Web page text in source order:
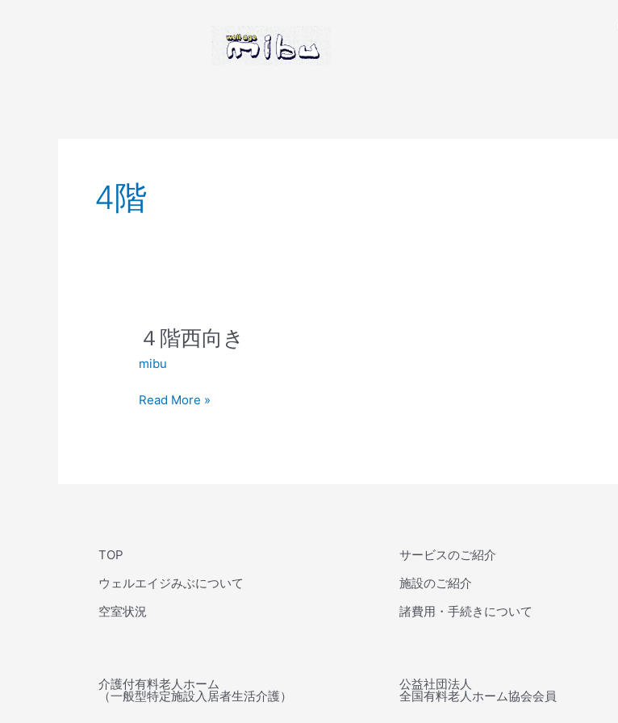
4階
４階西向き
mibu
４
西
き
Read More »
TOP
ウェルエイジみぶについて
空室状況
サービスのご紹介
施設のご紹介
諸費用・手続きについて
介護付有料老人ホーム
（一般型特定施設入居者生活介護）
公益社団法人
全国有料老人ホーム協会会員